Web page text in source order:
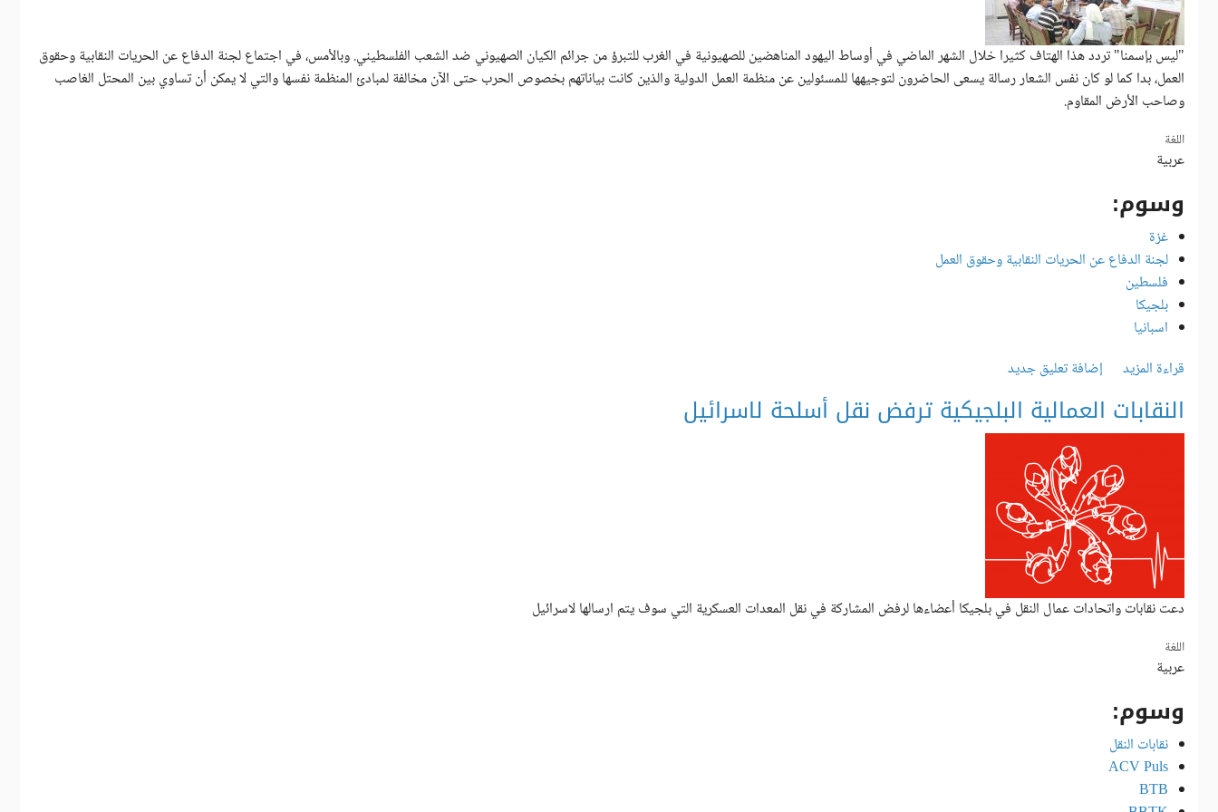
"ليس بإسمنا" تردد هذا الهتاف كثيرا خلال الشهر الماضي في أوساط اليهود المناهضين للصهيونية في الغرب للتبرؤ من جرائم الكيان الصهيوني ضد الشعب الفلسطيني. وبالأمس، في اجتماع لجنة الدفاع عن الحريات النقابية وحقوق
العمل، بدا كما لو كان نفس الشعار رسالة يسعى الحاضرون لتوجيهها للمسئولين عن منظمة العمل الدولية والذين كانت بياناتهم بخصوص الحرب حتى الآن مخالفة لمبادئ المنظمة نفسها والتي لا يمكن أن تساوي بين المحتل الغاصب
وصاحب الأرض المقاوم.
‏اللغة ‏
عربية
وسوم:
غزة
لجنة الدفاع عن الحريات النقابية وحقوق العمل
فلسطين
بلجيكا
اسبانيا
قراءة المزيد حول التضامن العمالي أساس العمل النقابي
إضافة تعليق جديد
النقابات العمالية البلجيكية ترفض نقل أسلحة لاسرائيل
دعت نقابات واتحادات عمال النقل في بلجيكا أعضاءها لرفض المشاركة في نقل المعدات العسكرية التي سوف يتم ارسالها لاسرائيل
‏اللغة ‏
عربية
وسوم:
نقابات النقل
ACV Puls
BTB